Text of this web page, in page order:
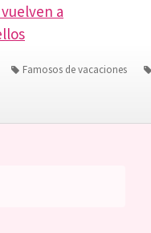
a
Famosos de vacaciones